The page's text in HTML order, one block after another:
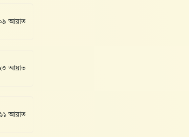
আয়াত
আয়াত
আয়াত